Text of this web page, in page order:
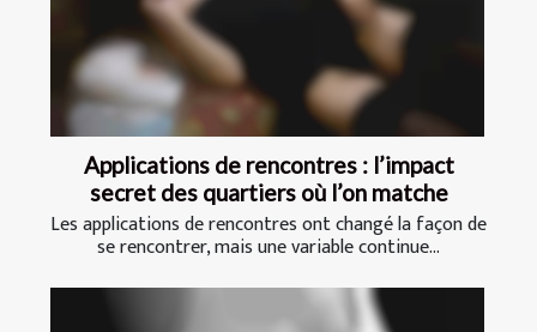
Applications de rencontres : l’impact
secret des quartiers où l’on matche
Les applications de rencontres ont changé la façon de
se rencontrer, mais une variable continue...